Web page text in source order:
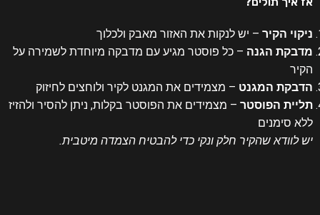
ניקוי הקיר – יש לנקות את האזור מאבק ולכלוך
מדבקת הגנה – כל פוסטר מגיע עם מדבקה מיוחדת לשמירה על
הקיר
הדבקת המגנט – מצמידים את המגנט לקיר ולוחצים לחיזוק
תליית הפוסטר – מצמידים את הפוסטר בקלות, ניתן להסיר ולהזיז
ללא סימנים
יש לוודא שהקיר חלק ונקי כדי להבטיח הצמדה מיטבית.